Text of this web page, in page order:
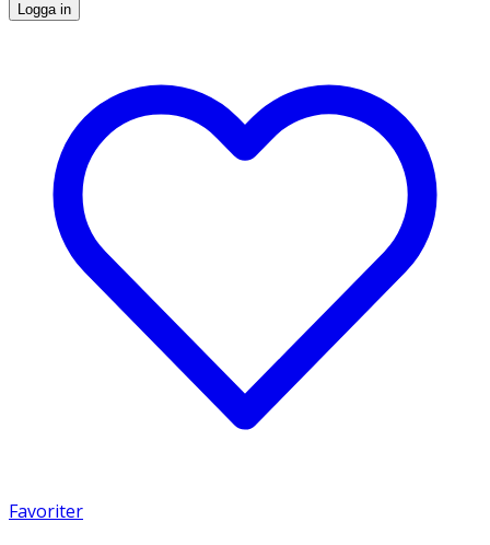
Logga in
Favoriter